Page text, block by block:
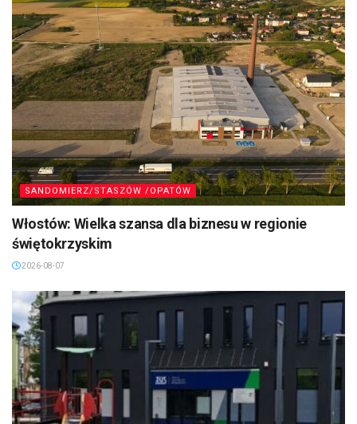
SANDOMIERZ/STASZÓW /OPATÓW
Włostów: Wielka szansa dla biznesu w regionie
świętokrzyskim
2026-08-07